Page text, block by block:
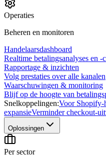
Operaties
Beheren en monitoren
Handelaarsdashboard
Realtime betalingsanalyses en -
Rapportage & inzichten
Volg prestaties over alle kanalen
Waarschuwingen & monitoring
Blijf op de hoogte van
Snelkoppelingen:Voor Shopify-
expansieVerminder checkout-
Oplossingen
Per sector